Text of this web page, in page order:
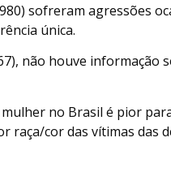
sofreram agressões
única.
não houve informação
no Brasil é pior
raça/cor das vítimas das